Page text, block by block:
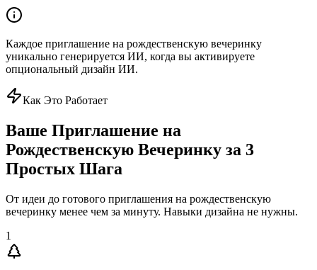
Каждое приглашение на рождественскую вечеринку
уникально генерируется ИИ, когда вы активируете
опциональный дизайн ИИ.
Как Это Работает
Ваше Приглашение на
Рождественскую Вечеринку за 3
Простых Шага
От идеи до готового приглашения на рождественскую
вечеринку менее чем за минуту. Навыки дизайна не нужны.
1